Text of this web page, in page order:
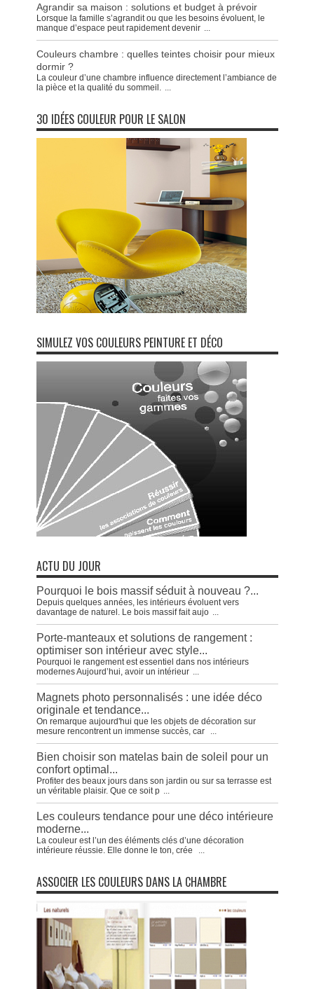
Agrandir sa maison : solutions et budget à prévoir
Lorsque la famille s’agrandit ou que les besoins évoluent, le
manque d’espace peut rapidement devenir
Couleurs chambre : quelles teintes choisir pour mieux
dormir ?
La couleur d’une chambre influence directement l’ambiance de
la pièce et la qualité du sommeil.
30 IDÉES COULEUR POUR LE SALON
SIMULEZ VOS COULEURS PEINTURE ET DÉCO
ACTU DU JOUR
Pourquoi le bois massif séduit à nouveau ?...
Depuis quelques années, les intérieurs évoluent vers
davantage de naturel. Le bois massif fait aujo
Porte-manteaux et solutions de rangement :
optimiser son intérieur avec style...
Pourquoi le rangement est essentiel dans nos intérieurs
modernes Aujourd’hui, avoir un intérieur
Magnets photo personnalisés : une idée déco
originale et tendance...
On remarque aujourd'hui que les objets de décoration sur
mesure rencontrent un immense succès, car
Bien choisir son matelas bain de soleil pour un
confort optimal...
Profiter des beaux jours dans son jardin ou sur sa terrasse est
un véritable plaisir. Que ce soit p
Les couleurs tendance pour une déco intérieure
moderne...
La couleur est l’un des éléments clés d’une décoration
intérieure réussie. Elle donne le ton, crée
ASSOCIER LES COULEURS DANS LA CHAMBRE